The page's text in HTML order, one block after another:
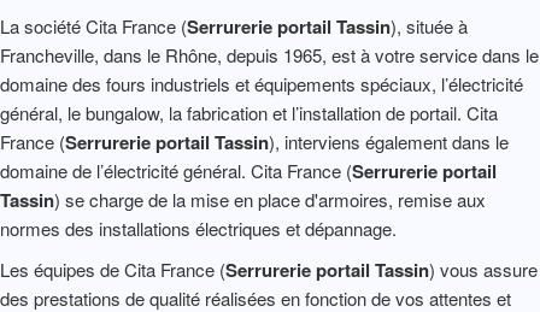
La société Cita France (Serrurerie portail Tassin), située à
Francheville, dans le Rhône, depuis 1965, est à votre service dans le
domaine des fours industriels et équipements spéciaux, l’électricité
général, le bungalow, la fabrication et l’installation de portail. Cita
France (Serrurerie portail Tassin), interviens également dans le
domaine de l’électricité général. Cita France (Serrurerie portail
Tassin) se charge de la mise en place d'armoires, remise aux
normes des installations électriques et dépannage.
Les équipes de Cita France (Serrurerie portail Tassin) vous assure
des prestations de qualité réalisées en fonction de vos attentes et